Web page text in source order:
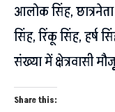
आलोक सिंह,
सिंह, रिंकू सिंह, हर्ष
संख्या में क्षेत्रवासी
Share this: